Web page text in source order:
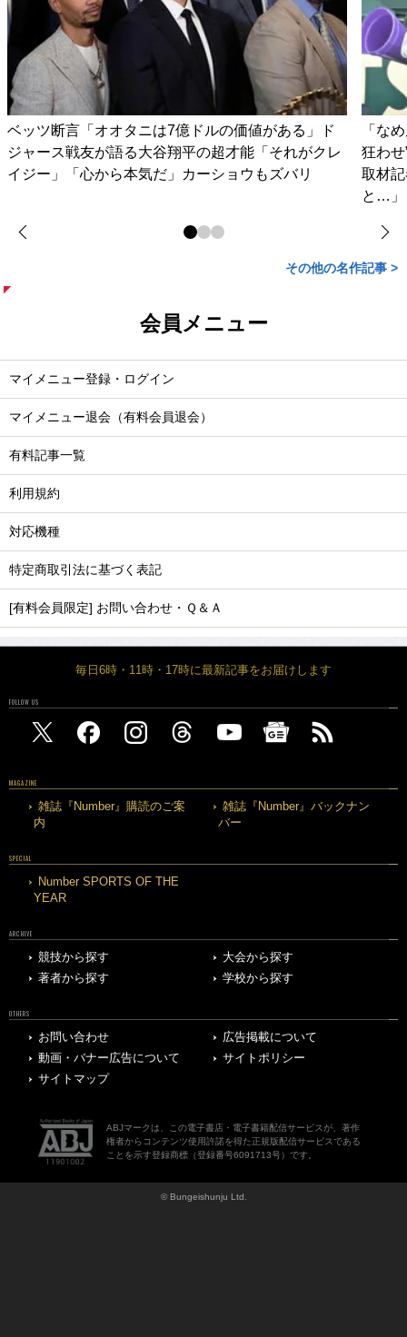
ベッツ断言「オオタニは7億ドルの価値がある」ド
ジャース戦友が語る大谷翔平の超才能「それがクレ
イジー」「心から本気だ」カーショウもズバリ
「な
狂わ
取材
と…」
その他の名作記事 >
会員メニュー
マイメニュー登録・ログイン
マイメニュー退会（有料会員退会）
有料記事一覧
利用規約
対応機種
特定商取引法に基づく表記
[有料会員限定] お問い合わせ・Ｑ＆Ａ
毎日6時・11時・17時に最新記事をお届けします
FOLLOW US
MAGAZINE
雑誌『Number』購読のご案
内
雑誌『Number』バックナン
バー
SPECIAL
Number SPORTS OF THE
YEAR
ARCHIVE
競技から探す
大会から探す
著者から探す
学校から探す
OTHERS
お問い合わせ
広告掲載について
動画・バナー広告について
サイトポリシー
サイトマップ
ABJマークは、この電子書店・電子書籍配信サービスが、著作
権者からコンテンツ使用許諾を得た正規版配信サービスである
ことを示す登録商標（登録番号6091713号）です。
© Bungeishunju Ltd.